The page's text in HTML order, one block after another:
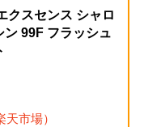
クスセンス シャロ
ン 99F フラッシュ
天市場）